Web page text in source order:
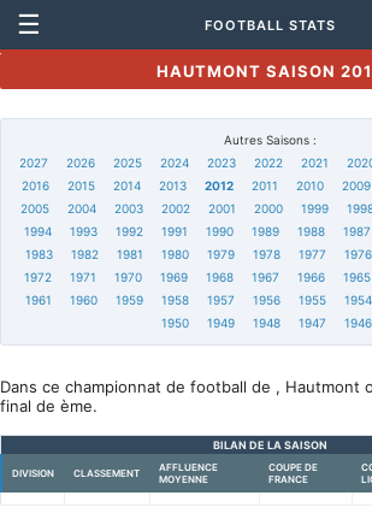
☰ FOOTBALL STATS
HAUTMONT SAISON
Autres Saisons :
2027
2026 2025 2024 2023 2022 2021
2016
2015 2014 2013 2012 2011 2010 2009
2005
2004 2003 2002 2001 2000 1999
1994
1993 1992 1991 1990 1989 1988 1987
1983
1982 1981 1980 1979 1978 1977 1976
1972
1971 1970 1969 1968 1967 1966 1965
1961
1960 1959 1958 1957 1956 1955 1954
1950
1949 1948 1947 1946
Dans ce championnat de football de , Hautmont
final de ème.
BILAN DE LA SAISON
DIVISION CLASSEMENT
AFFLUENCE
MOYENNE
COUPE DE
FRANCE